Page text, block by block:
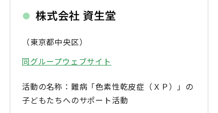
株式会社 資生堂
（東京都中央区）
同グループウェブサイト
活動の名称：難病「色素性乾皮症（ＸＰ）」の
子どもたちへのサポート活動